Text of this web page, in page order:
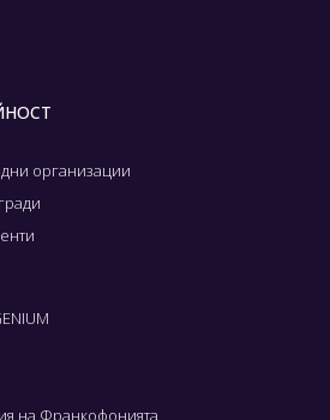
организации
на Франкофонията